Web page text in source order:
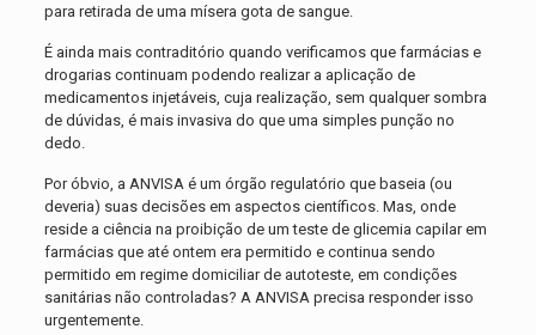
para retirada de uma mísera gota de sangue.
É ainda mais contraditório quando verificamos que farmácias e
drogarias continuam podendo realizar a aplicação de
medicamentos injetáveis, cuja realização, sem qualquer sombra
de dúvidas, é mais invasiva do que uma simples punção no
dedo.
Por óbvio, a ANVISA é um órgão regulatório que baseia (ou
deveria) suas decisões em aspectos científicos. Mas, onde
reside a ciência na proibição de um teste de glicemia capilar em
farmácias que até ontem era permitido e continua sendo
permitido em regime domiciliar de autoteste, em condições
sanitárias não controladas? A ANVISA precisa responder isso
urgentemente.